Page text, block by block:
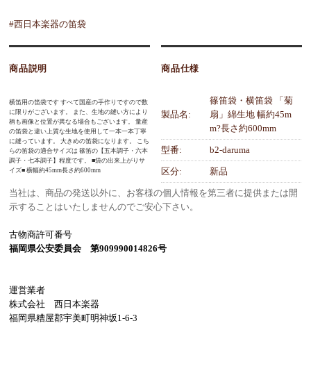
#西日本楽器の笛袋
商品説明
横笛用の笛袋です すべて国産の手作りですので数
に限りがございます。 また、生地の縫い方により
柄も画像と位置が異なる場合もございます。 量産
の笛袋と違い上質な生地を使用して一本一本丁寧
に縫っています。 大きめの笛袋になります。 こち
らの笛袋の適合サイズは 篠笛の【五本調子・六本
調子・七本調子】程度です。 ■袋の出来上がりサ
イズ■ 横幅約45mm長さ約600mm
商品仕様
製品名:
篠笛袋・横笛袋 「菊
扇」綿生地 幅約45m
m?長さ約600mm
型番: b2-daruma
区分: 新品
当社は、商品の発送以外に、お客様の個人情報を第三者に提供または開
示することはいたしませんのでご安心下さい。
古物商許可番号
福岡県公安委員会 第909990014826号
運営業者
株式会社 西日本楽器
福岡県糟屋郡宇美町明神坂1-6-3